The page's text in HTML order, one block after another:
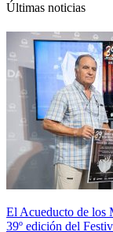
Últimas noticias
El Acueducto de los
39º edición del